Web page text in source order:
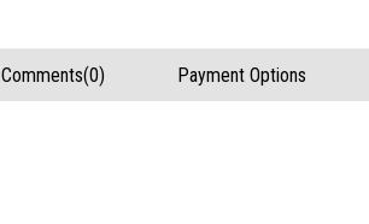
Comments(0) Payment Options